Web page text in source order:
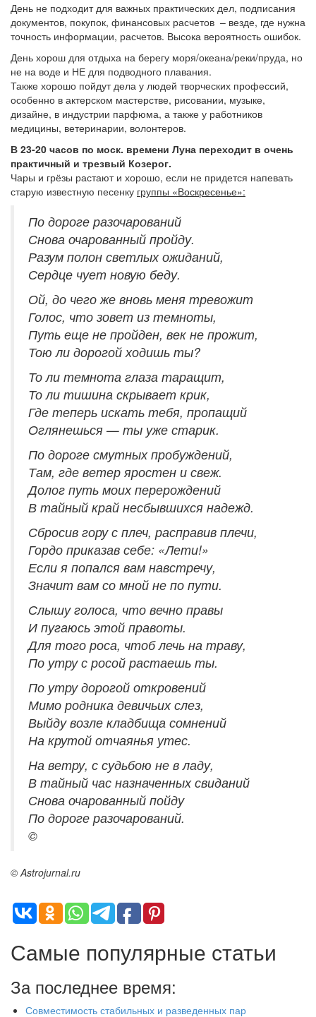
День не подходит для важных практических дел, подписания
документов, покупок, финансовых расчетов – везде, где нужна
точность информации, расчетов. Высока вероятность ошибок.
День хорош для отдыха на берегу моря/океана/реки/пруда, но
не на воде и НЕ для подводного плавания.
Также хорошо пойдут дела у людей творческих профессий,
особенно в актерском мастерстве, рисовании, музыке,
дизайне, в индустрии парфюма, а также у работников
медицины, ветеринарии, волонтеров.
В 23-20 часов по моск. времени Луна переходит в очень
практичный и трезвый Козерог.
Чары и грёзы растают и хорошо, если не придется напевать
старую известную песенку группы «Воскресенье»:
По дороге разочарований
Снова очарованный пройду.
Разум полон светлых ожиданий,
Сердце чует новую беду.
Ой, до чего же вновь меня тревожит
Голос, что зовет из темноты,
Путь еще не пройден, век не прожит,
Тою ли дорогой ходишь ты?
То ли темнота глаза таращит,
То ли тишина скрывает крик,
Где теперь искать тебя, пропащий
Оглянешься — ты уже старик.
По дороге смутных пробуждений,
Там, где ветер яростен и свеж.
Долог путь моих перерождений
В тайный край несбывшихся надежд.
Сбросив гору с плеч, расправив плечи,
Гордо приказав себе: «Лети!»
Если я попался вам навстречу,
Значит вам со мной не по пути.
Слышу голоса, что вечно правы
И пугаюсь этой правоты.
Для того роса, чтоб лечь на траву,
По утру с росой растаешь ты.
По утру дорогой откровений
Мимо родника девичьих слез,
Выйду возле кладбища сомнений
На крутой отчаянья утес.
На ветру, с судьбою не в ладу,
В тайный час назначенных свиданий
Снова очарованный пойду
По дороге разочарований.
©
© Astrojurnal.ru
Самые популярные статьи
За последнее время:
Совместимость стабильных и разведенных пар